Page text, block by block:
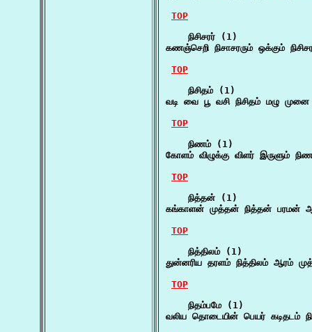
TOP
    நிசிசரர் (1)
கணஞ்செறி நிசாசரரும் ஒக்கும்
TOP
    நிசிதம் (1)
வடி வை பூ வசி நிசிதம் மழு
TOP
    நிணம் (1)
கோளம் விழுக்கு விளர் இருளும்
TOP
    நித்தன் (1)
கங்காளன் முத்தன் நித்தன் பரமன்
TOP
    நித்திலம் (1)
துன்னரிய தரளம் நித்திலம் ஆரம்
TOP
    நிதம்பமே (1)
வலிய தொடையின் பெயர் கடிதடம்